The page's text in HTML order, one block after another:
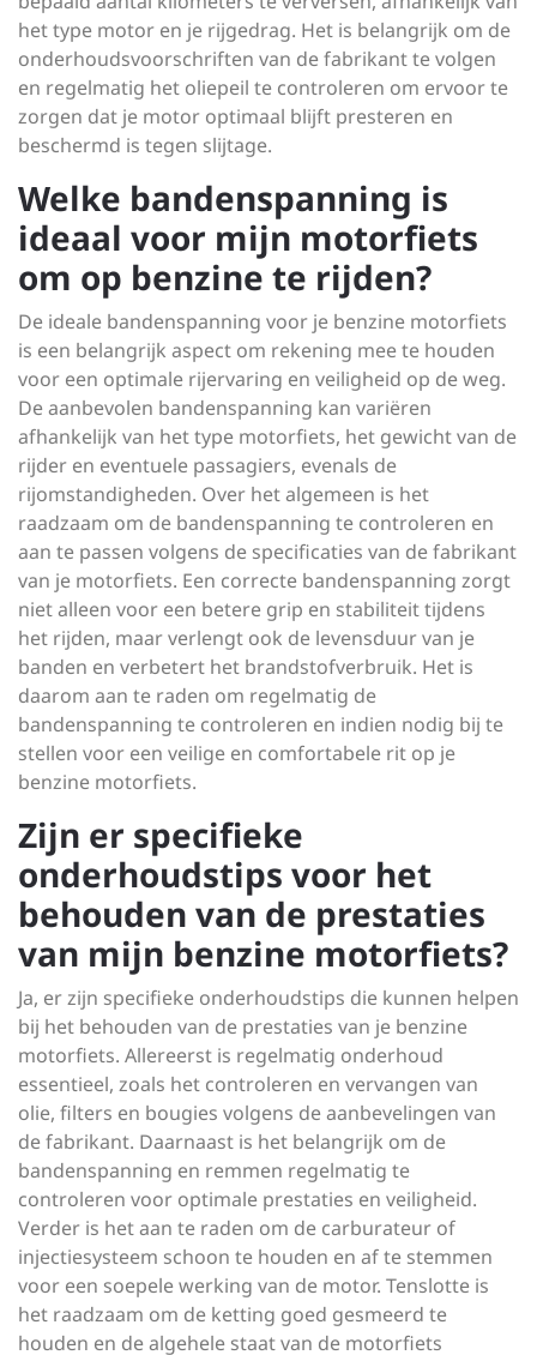
het type motor en je rijgedrag. Het is belangrijk om de
onderhoudsvoorschriften van de fabrikant te volgen
en regelmatig het oliepeil te controleren om ervoor te
zorgen dat je motor optimaal blijft presteren en
beschermd is tegen slijtage.
Welke bandenspanning is
ideaal voor mijn motorfiets
om op benzine te rijden?
De ideale bandenspanning voor je benzine motorfiets
is een belangrijk aspect om rekening mee te houden
voor een optimale rijervaring en veiligheid op de weg.
De aanbevolen bandenspanning kan variëren
afhankelijk van het type motorfiets, het gewicht van de
rijder en eventuele passagiers, evenals de
rijomstandigheden. Over het algemeen is het
raadzaam om de bandenspanning te controleren en
aan te passen volgens de specificaties van de fabrikant
van je motorfiets. Een correcte bandenspanning zorgt
niet alleen voor een betere grip en stabiliteit tijdens
het rijden, maar verlengt ook de levensduur van je
banden en verbetert het brandstofverbruik. Het is
daarom aan te raden om regelmatig de
bandenspanning te controleren en indien nodig bij te
stellen voor een veilige en comfortabele rit op je
benzine motorfiets.
Zijn er specifieke
onderhoudstips voor het
behouden van de prestaties
van mijn benzine motorfiets?
Ja, er zijn specifieke onderhoudstips die kunnen helpen
bij het behouden van de prestaties van je benzine
motorfiets. Allereerst is regelmatig onderhoud
essentieel, zoals het controleren en vervangen van
olie, filters en bougies volgens de aanbevelingen van
de fabrikant. Daarnaast is het belangrijk om de
bandenspanning en remmen regelmatig te
controleren voor optimale prestaties en veiligheid.
Verder is het aan te raden om de carburateur of
injectiesysteem schoon te houden en af te stemmen
voor een soepele werking van de motor. Tenslotte is
het raadzaam om de ketting goed gesmeerd te
houden en de algehele staat van de motorfiets